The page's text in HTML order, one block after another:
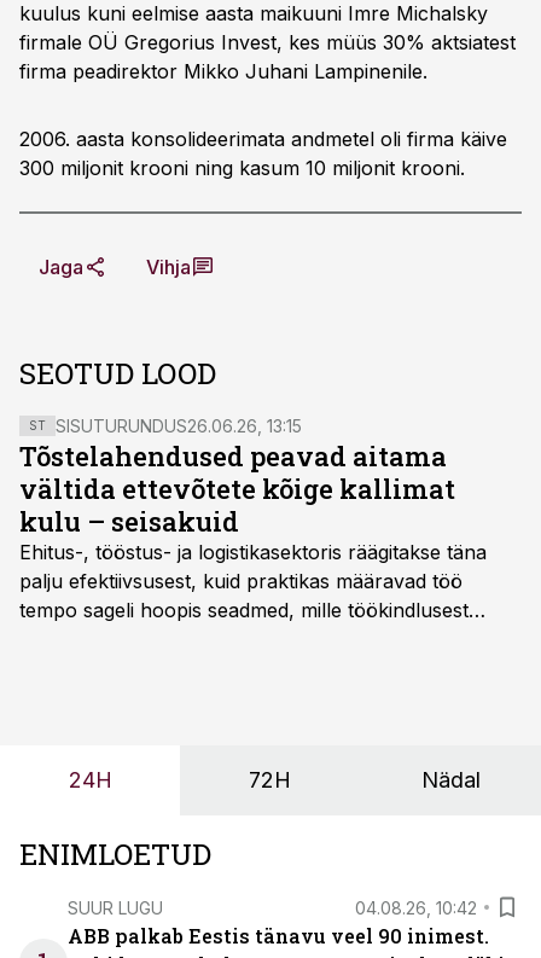
kuulus kuni eelmise aasta maikuuni Imre Michalsky
firmale OÜ Gregorius Invest, kes müüs 30% aktsiatest
firma peadirektor Mikko Juhani Lampinenile.
2006. aasta konsolideerimata andmetel oli firma käive
300 miljonit krooni ning kasum 10 miljonit krooni.
Jaga Vihja
SEOTUD LOOD
ST SISUTURUNDUS26.06.26, 13:15
Tõstelahendused peavad aitama
vältida ettevõtete kõige kallimat
kulu – seisakuid
Ehitus-, tööstus- ja logistikasektoris räägitakse täna
palju efektiivsusest, kuid praktikas määravad töö
tempo sageli hoopis seadmed, mille töökindlusest
24H 72H Nädal
ENIMLOETUD
SUUR LUGU 04.08.26, 10:42
ABB palkab Eestis tänavu veel 90 inimest.